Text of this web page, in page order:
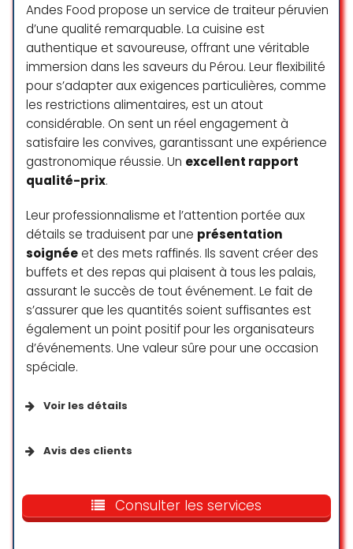
l’écoute de nos demandes.
L’équipe a fait preuve de
beaucoup de réactivité pour tenir
le planning de la soirée ce qui a
également été relevé et apprécié
des convives.
Nous renouvelons encore nos
remerciements et conseillons
vivement les services de MAYOR
Yoan Michel
Une soirée parfaite grâce à Mayor
traiteur.
je suis super contente, j’ai pu
profiter entièrement de mes amis
Une équipe professionnelle, qui a
nourriture était très joliment
Francine Masnaghetti
Andes Food propose un service de traiteur péruvien
d’une qualité remarquable. La cuisine est
authentique et savoureuse, offrant une véritable
immersion dans les saveurs du Pérou. Leur flexibilité
pour s’adapter aux exigences particulières, comme
les restrictions alimentaires, est un atout
considérable. On sent un réel engagement à
satisfaire les convives, garantissant une expérience
gastronomique réussie. Un excellent rapport
qualité-prix.
Leur professionnalisme et l’attention portée aux
détails se traduisent par une présentation
soignée et des mets raffinés. Ils savent créer des
buffets et des repas qui plaisent à tous les palais,
assurant le succès de tout événement. Le fait de
s’assurer que les quantités soient suffisantes est
également un point positif pour les organisateurs
d’événements. Une valeur sûre pour une occasion
spéciale.
Voir les détails
Vente à emporter
Avis des clients
plats étaient savoureux, généreux
et parfaitement préparés, avec
Consulter les services